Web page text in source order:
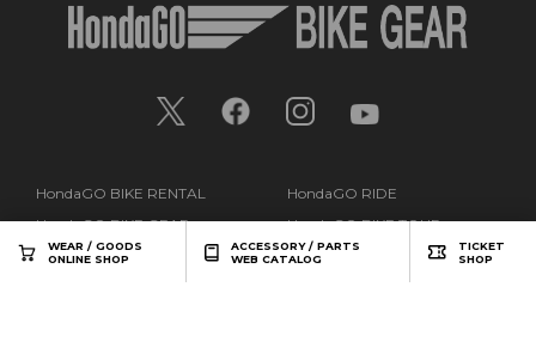
WEAR / GOODS
ONLINE SHOP
ACCESSORY / PARTS
WEB CATALOG
TICKET
SHOP
HondaGO BIKE RENTAL
HondaGO RIDE
HondaGO BIKE GEAR
HondaGO BIKE TOUR
HondaGO BIKE LAB
HondaGO BIKE MEETING
HondaGO BIKE LESSON
HondaGO BIKE PLUS